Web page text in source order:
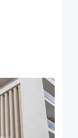
COMISION 50%